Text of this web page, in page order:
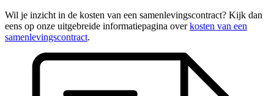
Wil je inzicht in de kosten van een samenlevingscontract? Kijk dan
eens op onze uitgebreide informatiepagina overkosten van een
samenlevingscontract.